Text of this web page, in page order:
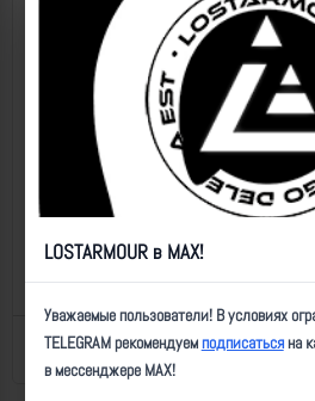
Назад к списку Последнее
LOSTARMOUR в MAX!
Уважаемые пользователи! В условиях
TELEGRAM рекомендуемподписатьсяна
в мессенджере MAX!